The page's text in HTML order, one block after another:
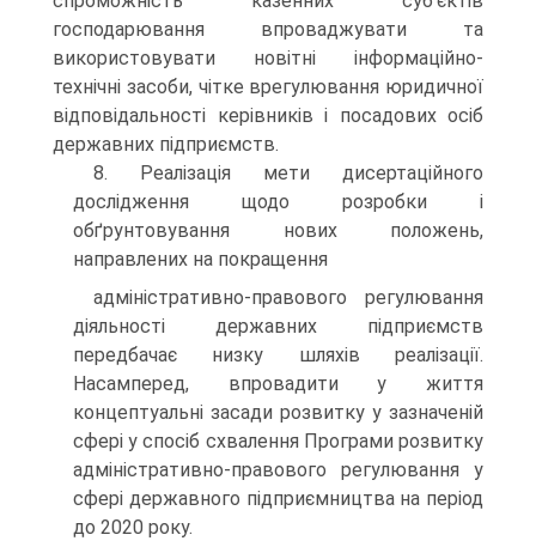
господарювання впроваджувати та
використовувати новітні інформаційно-
технічні засоби, чітке врегулювання юридичної
відповідальності керівників і посадових осіб
державних підприємств.
8. Реалізація мети дисертаційного
дослідження щодо розробки і
обґрунтовування нових положень,
направлених на покращення
адміністративно-правового регулювання
діяльності державних підприємств
передбачає низку шляхів реалізації.
Насамперед, впровадити у життя
концептуальні засади розвитку у зазначеній
сфері у спосіб схвалення Програми розвитку
адміністративно-правового регулювання у
сфері державного підприємництва на період
до 2020 року.